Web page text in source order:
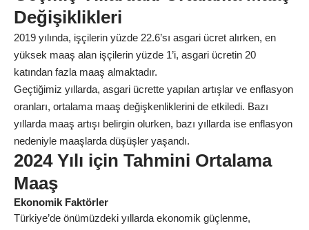
Değişiklikleri
2019 yılında, işçilerin yüzde 22.6’sı asgari ücret alırken, en
yüksek maaş alan işçilerin yüzde 1’i, asgari ücretin 20
katından fazla maaş almaktadır.
Geçtiğimiz yıllarda, asgari ücrette yapılan artışlar ve enflasyon
oranları, ortalama maaş değişkenliklerini de etkiledi. Bazı
yıllarda maaş artışı belirgin olurken, bazı yıllarda ise enflasyon
nedeniyle maaşlarda düşüşler yaşandı.
2024 Yılı için Tahmini Ortalama
Maaş
Ekonomik Faktörler
Türkiye’de önümüzdeki yıllarda ekonomik güçlenme,